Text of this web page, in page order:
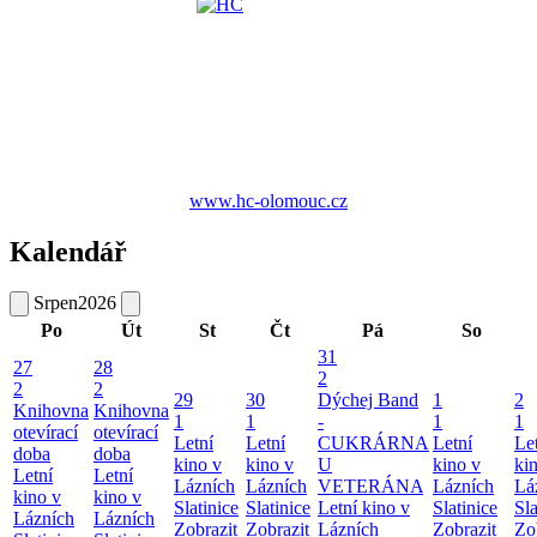
www.hc-olomouc.cz
Kalendář
Srpen2026
Po
Út St Čt Pá
So
27
2
Knihovna
otevírací
doba
Letní
kino v
Lázních
28
2
Knihovna
otevírací
doba
Letní
kino v
Lázních
29
1
Letní
kino v
Lázních
Slatinice
Zobrazit
30
1
Letní
kino v
Lázních
Slatinice
Zobrazit
31
2
Dýchej Band
-
CUKRÁRNA
U
VETERÁNA
Letní kino v
Lázních
1
1
Letní
kino v
Lázních
Slatinice
Zobrazit
2
1